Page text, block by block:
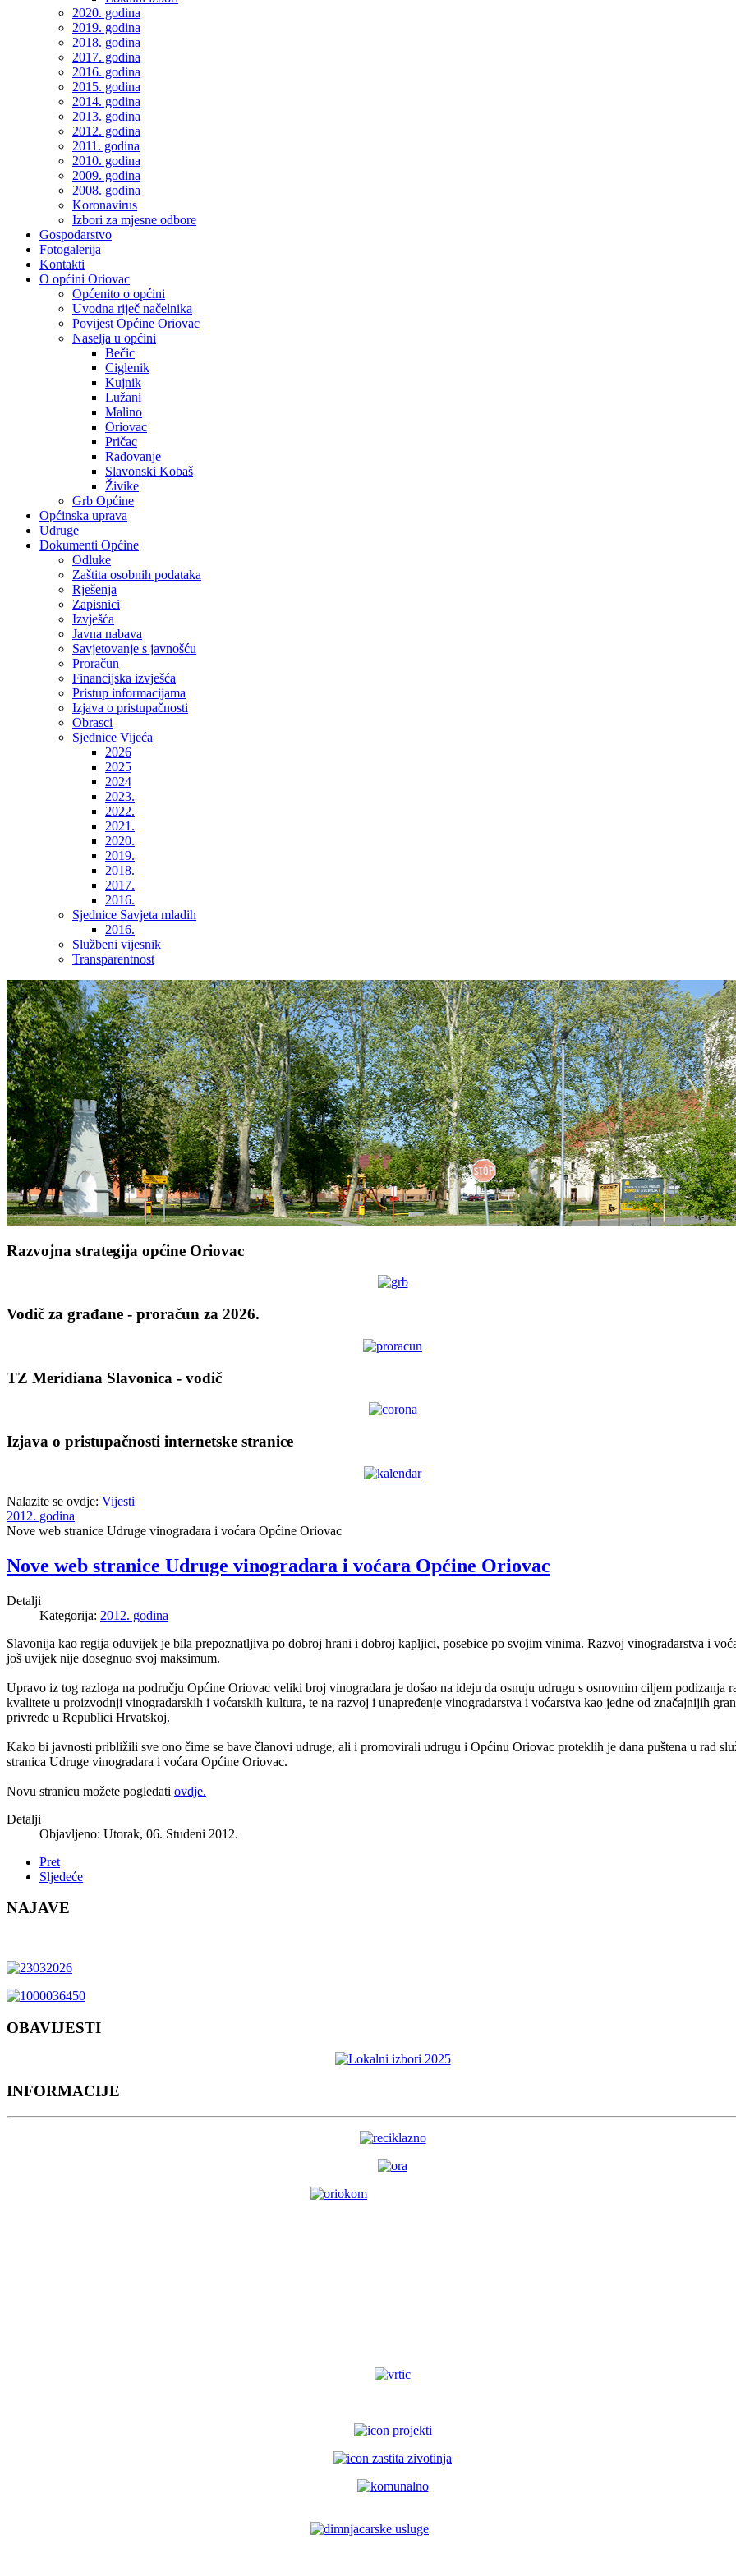
2020. godina
2019. godina
2018. godina
2017. godina
2016. godina
2015. godina
2014. godina
2013. godina
2012. godina
2011. godina
2010. godina
2009. godina
2008. godina
Koronavirus
Izbori za mjesne odbore
Gospodarstvo
Fotogalerija
Kontakti
O općini Oriovac
Općenito o općini
Uvodna riječ načelnika
Povijest Općine Oriovac
Naselja u općini
Bečic
Ciglenik
Kujnik
Lužani
Malino
Oriovac
Pričac
Radovanje
Slavonski Kobaš
Živike
Grb Općine
Općinska uprava
Udruge
Dokumenti Općine
Odluke
Zaštita osobnih podataka
Rješenja
Zapisnici
Izvješća
Javna nabava
Savjetovanje s javnošću
Proračun
Financijska izvješća
Pristup informacijama
Izjava o pristupačnosti
Obrasci
Sjednice Vijeća
2026
2025
2024
2023.
2022.
2021.
2020.
2019.
2018.
2017.
2016.
Sjednice Savjeta mladih
2016.
Službeni vijesnik
Transparentnost
Razvojna strategija općine Oriovac
Vodič za građane - proračun za 2026.
TZ Meridiana Slavonica - vodič
Izjava o pristupačnosti internetske stranice
Nalazite se ovdje: Vijesti
2012. godina
Nove web stranice Udruge vinogradara i voćara Općine Oriovac
Nove web stranice Udruge vinogradara i voćara Općine Oriovac
Detalji
Kategorija: 2012. godina
Slavonija kao regija oduvijek je bila prepoznatljiva po dobroj hrani i dobroj kapljici, posebice po svojim vinima. Razvoj vinogradarstva i
još uvijek nije dosegnuo svoj maksimum.
Upravo iz tog razloga na području Općine Oriovac veliki broj vinogradara je došao na ideju da osnuju udrugu s osnovnim ciljem podizanja
kvalitete u proizvodnji vinogradarskih i voćarskih kultura, te na razvoj i unapređenje vinogradarstva i voćarstva kao jedne od značajnijih
privrede u Republici Hrvatskoj.
Kako bi javnosti približili sve ono čime se bave članovi udruge, ali i promovirali udrugu i Općinu Oriovac proteklih je dana puštena u rad
stranica Udruge vinogradara i voćara Općine Oriovac.
Novu stranicu možete pogledati ovdje.
Detalji
Objavljeno: Utorak, 06. Studeni 2012.
Pret
Sljedeće
NAJAVE
OBAVIJESTI
INFORMACIJE